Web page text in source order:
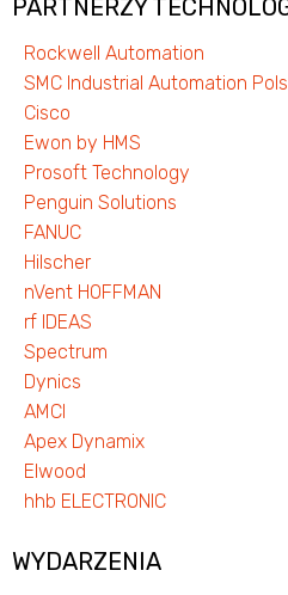
PARTNERZY
Rockwell Automation
SMC Industrial Automation
Cisco
Ewon by HMS
Prosoft Technology
Penguin Solutions
FANUC
Hilscher
nVent HOFFMAN
rf IDEAS
Spectrum
Dynics
AMCI
Apex Dynamix
Elwood
hhb ELECTRONIC
WYDARZENIA